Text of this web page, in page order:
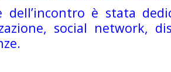
dell’incontro è stata
social network,